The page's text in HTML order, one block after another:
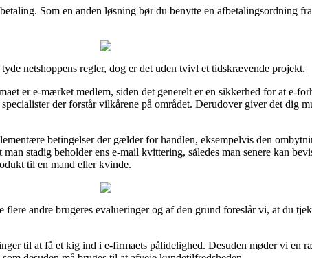
Som en anden løsning bør du benytte en afbetalingsordning
netshoppens regler, dog er det uden tvivl et tidskrævende projekt.
er e-mærket medlem, siden det generelt er en sikkerhed for at e-
der forstår vilkårene på området. Derudover giver det dig
betingelser der gælder for handlen, eksempelvis den
stadig beholder ens e-mail kvittering, således man senere kan
til en mand eller kvinde.
andre brugeres evalueringer og af den grund foreslår vi, at du
til at få et kig ind i e-firmaets pålidelighed. Desuden møder vi en